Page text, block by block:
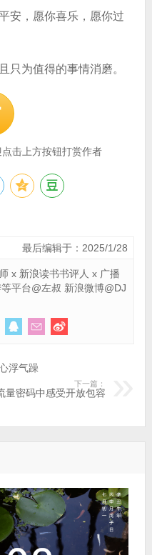
安，愿你喜乐，愿你过
只为值得的事情消磨。
击上方按钮打赏作者
最后编辑于：2025/1/28
x 新浪读书书评人 x 广播
平台@左叔 新浪微博@DJ
浮气躁
下一篇：
量密码中感受开放包容